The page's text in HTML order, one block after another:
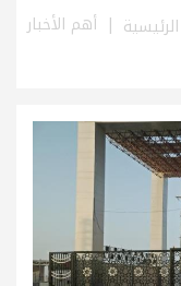
الرئيسية أهم الأخبار